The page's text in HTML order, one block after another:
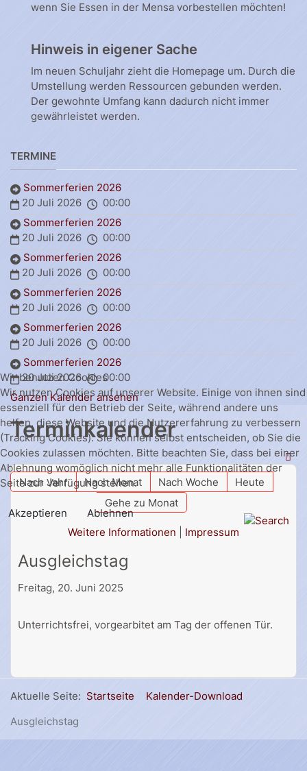
wenn Sie Essen in der Mensa vorbestellen möchten!
Hinweis in eigener Sache
Im neuen Schuljahr zieht die Homepage um. Durch die
Umstellung werden Ressourcen gebunden werden.
Der gewohnte Umfang kann dadurch nicht immer
gewährleistet werden.
TERMINE
Sommerferien 2026
20 Juli 2026
00:00
Sommerferien 2026
20 Juli 2026
00:00
Sommerferien 2026
20 Juli 2026
00:00
Sommerferien 2026
20 Juli 2026
00:00
Sommerferien 2026
20 Juli 2026
00:00
Sommerferien 2026
20 Juli 2026
00:00
Ganzen Kalender ansehen
Terminkalender
Nach Jahr Nach Monat Nach Woche
Heute
Gehe zu Monat
Ausgleichstag
Freitag, 20. Juni 2025
Unterrichtsfrei, vorgearbitet am Tag der offenen Tür.
Aktuelle Seite: Startseite
Kalender-Download
Ausgleichstag
Wir benutzen Cookies
Wir nutzen Cookies auf unserer Website. Einige von ihnen sind
essenziell für den Betrieb der Seite, während andere uns
helfen, diese Website und die Nutzererfahrung zu verbessern
(Tracking Cookies). Sie können selbst entscheiden, ob Sie die
Cookies zulassen möchten. Bitte beachten Sie, dass bei einer
Ablehnung womöglich nicht mehr alle Funktionalitäten der
Seite zur Verfügung stehen.
Akzeptieren
Ablehnen
Weitere Informationen
Impressum